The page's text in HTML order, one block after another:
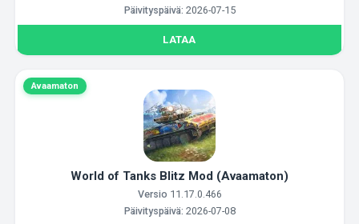
Päivityspäivä: 2026-07-15
LATAA
Avaamaton
World of Tanks Blitz Mod (Avaamaton)
Versio 11.17.0.466
Päivityspäivä: 2026-07-08